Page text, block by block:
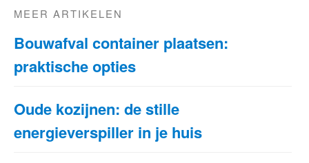
MEER ARTIKELEN
Bouwafval container plaatsen:
praktische opties
Oude kozijnen: de stille
energieverspiller in je huis